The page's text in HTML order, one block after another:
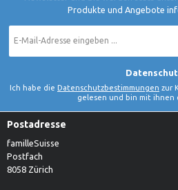
Produkte und Angebote
Mail-
*
Ich habe die Datenschutzbestimmungen zur
gelesen und bin mit ihnen
Postadresse
familleSuisse
Postfach
8058 Zürich